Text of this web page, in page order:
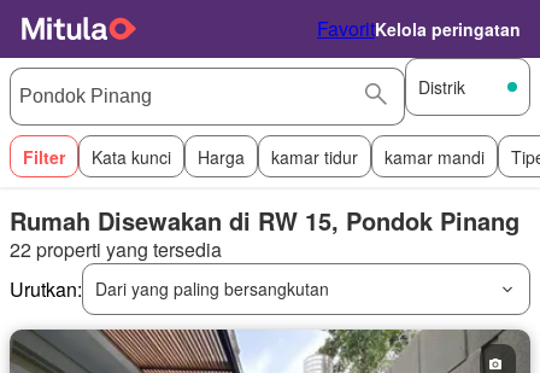
FavoritKelola peringatan
Distrik
Filter Kata kunci Harga kamar tidur kamar mandi
Rumah Disewakan di RW 15, Pondok Pinang
22 properti yang tersedia
Urutkan:
Dari yang paling bersangkutan